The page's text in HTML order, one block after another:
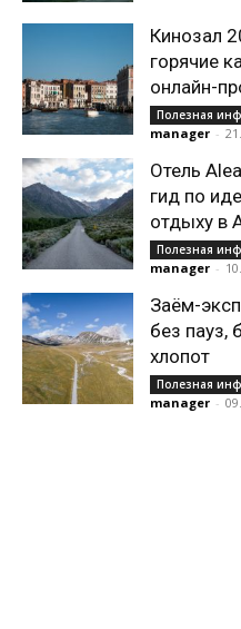
Кинозал
горячие
онлайн-
Полезная
manager -
Отель
гид по
отдыху в
Полезная
manager -
Заём-
без пауз,
хлопот
Полезная
manager -